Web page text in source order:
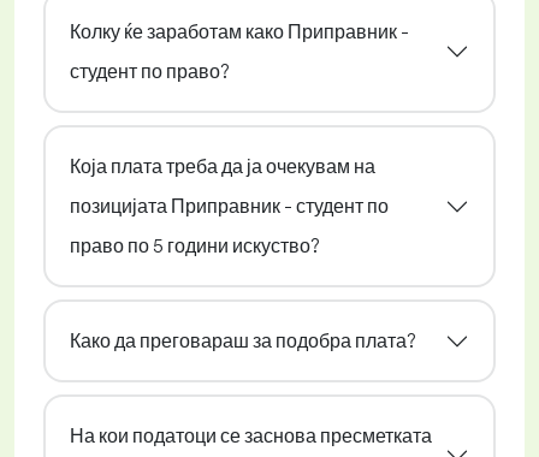
Колку ќе заработам како Приправник -
студент по право?
Која плата треба да ја очекувам на
позицијата Приправник - студент по
право по 5 години искуство?
Како да преговараш за подобра плата?
На кои податоци се заснова пресметката